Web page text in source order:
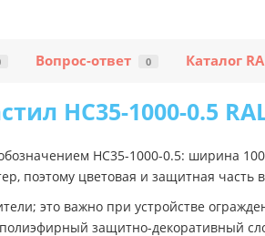
Вопрос-ответ 0 Каталог
НС35-1000-0.5
НС35-1000-0.5: ширина
поэтому цветовая и защитная
это важно при устройстве
защитно-декоративный